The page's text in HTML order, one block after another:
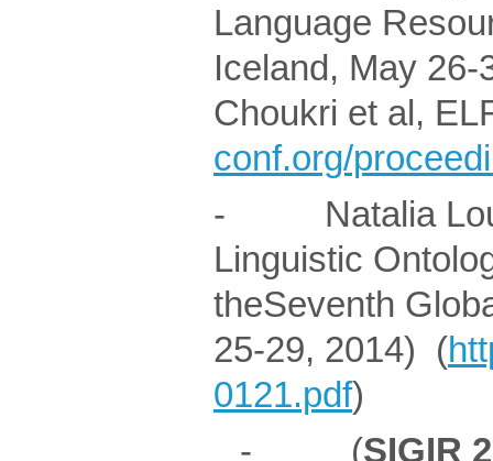
Language
Iceland, May
Choukri et al,
conf.org/
- Natalia
Linguistic
theSeventh
25-29, 2014) (
0121.pdf)
- (SIGIR